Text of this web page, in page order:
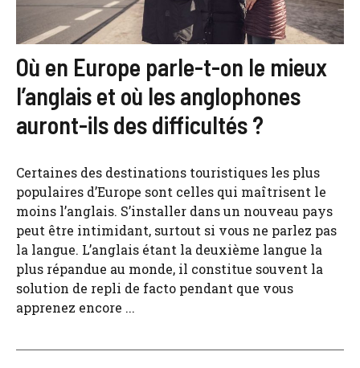
Où en Europe parle-t-on le mieux
l’anglais et où les anglophones
auront-ils des difficultés ?
Certaines des destinations touristiques les plus
populaires d’Europe sont celles qui maîtrisent le
moins l’anglais. S’installer dans un nouveau pays
peut être intimidant, surtout si vous ne parlez pas
la langue. L’anglais étant la deuxième langue la
plus répandue au monde, il constitue souvent la
solution de repli de facto pendant que vous
apprenez encore ...